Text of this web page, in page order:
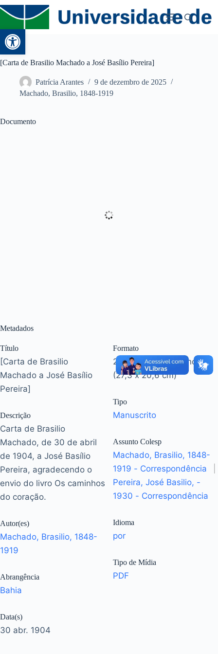
Abrir a barra de ferramentas
[Carta de Brasilio Machado a José Basílio Pereira]
Patrícia Arantes
9 de dezembro de 2025
Machado, Brasilio, 1848-1919
Documento
Metadados
Título
[Carta de Brasilio
Machado a José Basílio
Pereira]
Descrição
Carta de Brasilio
Machado, de 30 de abril
de 1904, a José Basílio
Pereira, agradecendo o
envio do livro Os caminhos
do coração.
Autor(es)
Machado, Brasilio, 1848-
1919
Abrangência
Bahia
Data(s)
30 abr. 1904
Formato
2 p. [última em branco]
(27,3 x 20,6 cm)
Tipo
Manuscrito
Assunto Colesp
Machado, Brasilio, 1848-
1919 - Correspondência
Pereira, José Basilio, -
1930 - Correspondência
Idioma
por
Tipo de Mídia
PDF